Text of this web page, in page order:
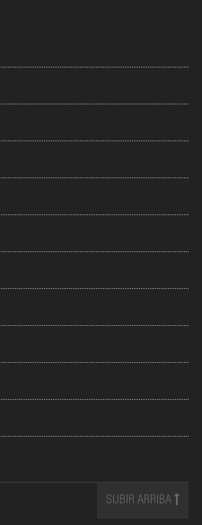
SUBIR ARRIBA